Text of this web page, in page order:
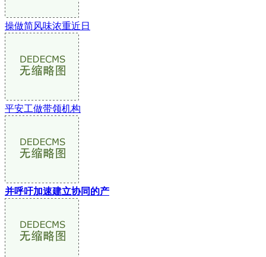
操做简风味浓重近日
平安工做带领机构
并呼吁加速建立协同的产